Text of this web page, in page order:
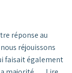
réponse au
réjouissons
faisait également